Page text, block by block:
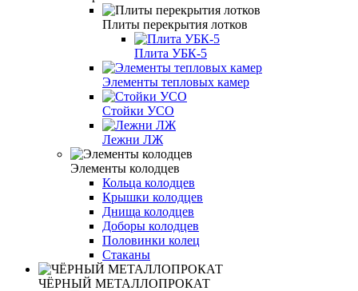
Плиты перекрытия лотков
Плита УБК-5
Элементы тепловых камер
Стойки УСО
Лежни ЛЖ
Элементы колодцев
Кольца колодцев
Крышки колодцев
Днища колодцев
Доборы колодцев
Половинки колец
Стаканы
ЧЁРНЫЙ МЕТАЛЛОПРОКАТ